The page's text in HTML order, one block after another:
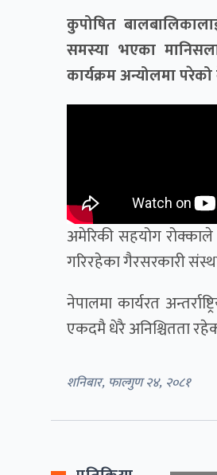
कुपोषित
समस्या भएका
कार्यक्रम अन्योलमा
अमेरिकी सहयोग रोक्काले
गरिरहेका गैरसरकारी
नेपालमा कार्यरत
एकदमै धेरै अनिश्चितता
शनिबार, फाल्गुण २४, २०८१